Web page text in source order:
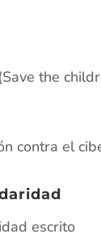
the
contra el
escrito